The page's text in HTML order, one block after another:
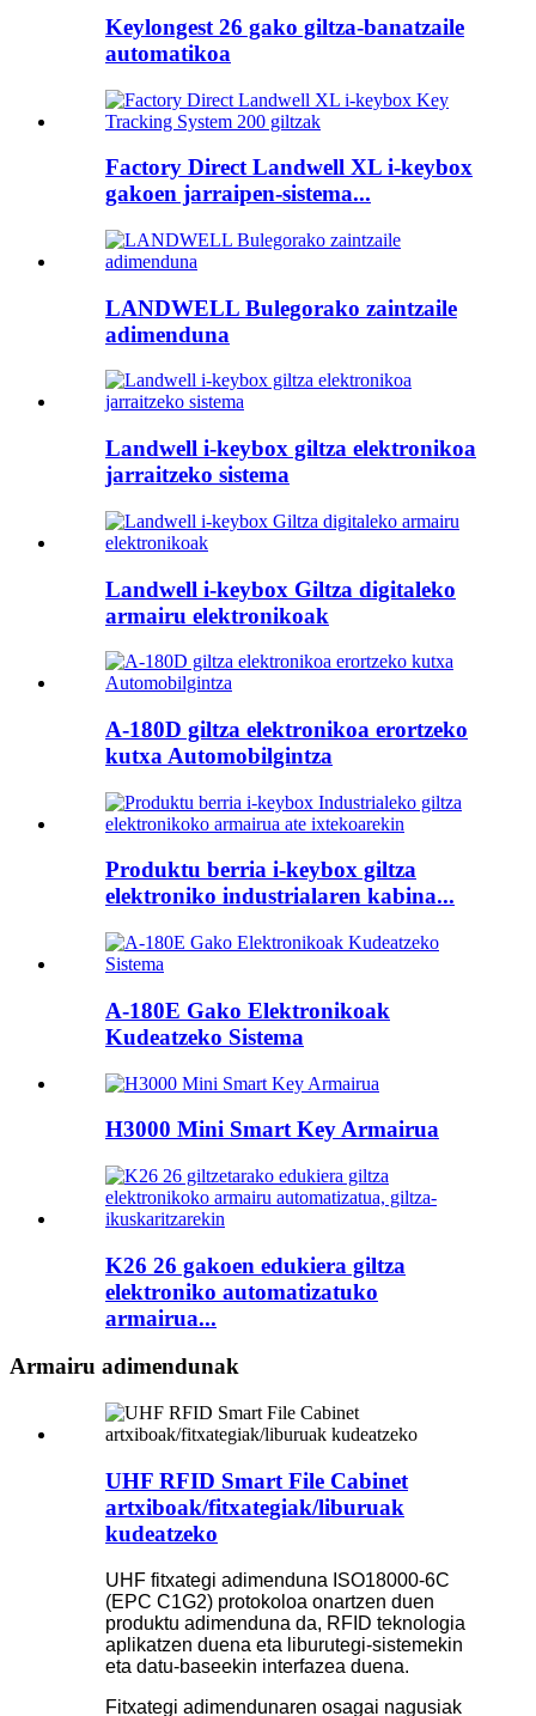
Keylongest 26 gako giltza-banatzaile
automatikoa
Factory Direct Landwell XL i-keybox
gakoen jarraipen-sistema...
LANDWELL Bulegorako zaintzaile
adimenduna
Landwell i-keybox giltza elektronikoa
jarraitzeko sistema
Landwell i-keybox Giltza digitaleko
armairu elektronikoak
A-180D giltza elektronikoa erortzeko
kutxa Automobilgintza
Produktu berria i-keybox giltza
elektroniko industrialaren kabina...
A-180E Gako Elektronikoak
Kudeatzeko Sistema
H3000 Mini Smart Key Armairua
K26 26 gakoen edukiera giltza
elektroniko automatizatuko
armairua...
Armairu adimendunak
UHF RFID Smart File Cabinet
artxiboak/fitxategiak/liburuak
kudeatzeko
UHF fitxategi adimenduna ISO18000-6C
(EPC C1G2) protokoloa onartzen duen
produktu adimenduna da, RFID teknologia
aplikatzen duena eta liburutegi-sistemekin
eta datu-baseekin interfazea duena.
Fitxategi adimendunaren osagai nagusiak